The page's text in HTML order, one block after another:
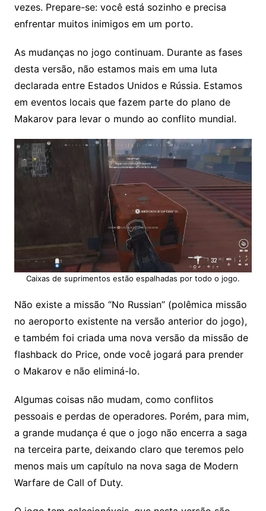
vezes. Prepare-se: você está sozinho e precisa
enfrentar muitos inimigos em um porto.
As mudanças no jogo continuam. Durante as fases
desta versão, não estamos mais em uma luta
declarada entre Estados Unidos e Rússia. Estamos
em eventos locais que fazem parte do plano de
Makarov para levar o mundo ao conflito mundial.
Caixas de suprimentos estão espalhadas por todo o jogo.
Não existe a missão “No Russian” (polêmica missão
no aeroporto existente na versão anterior do jogo),
e também foi criada uma nova versão da missão de
flashback do Price, onde você jogará para prender
o Makarov e não eliminá-lo.
Algumas coisas não mudam, como conflitos
pessoais e perdas de operadores. Porém, para mim,
a grande mudança é que o jogo não encerra a saga
na terceira parte, deixando claro que teremos pelo
menos mais um capítulo na nova saga de Modern
Warfare de Call of Duty.